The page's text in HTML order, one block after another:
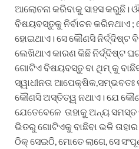
ଆଲୋଚନା କରିବାକୁ ସାହସ କରୁଛି।
ବିଷୟବସ୍ତୁକୁ ନିର୍ବାଚନ କରିନଥାଏ ;
ହୋଇଥାଏ। ସେ କୌଣସି ନିର୍ଦ୍ଦିଷ୍ଟ
ଲେଖିଥାଏ କାରଣ କିଛି ନିର୍ଦ୍ଦିଷ୍ଟ
ଗୋଟିଏ ବିଷୟବସ୍ତୁ ବା ଥିମ୍ କୁ
ସ୍ୱାଧୀନତା ଆପେକ୍ଷିକ,ସମ୍ଭବତଃ
କୌଣସି ଅସ୍ତିତ୍ୱ ନଥାଏ। ଯେ
ଯେତେବେଳେ ତାହାକୁ ଅନ୍ୟ
ଭିତରୁ ଗୋଟିଏକୁ ବାଛିବା ଭଳି ତାହାର
ଠିକ୍ ସେଇଠି, ମୋତେ ଲାଗେ, ସେ